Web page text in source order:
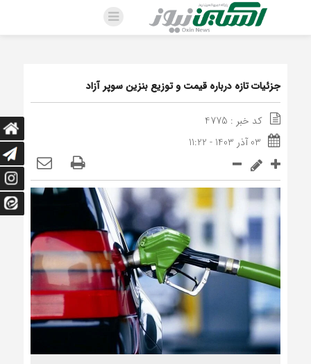
جزئیات تازه درباره قیمت و توزیع بنزین سوپر آزاد
کد خبر : 4775
03 آذر 1403 - 11:22